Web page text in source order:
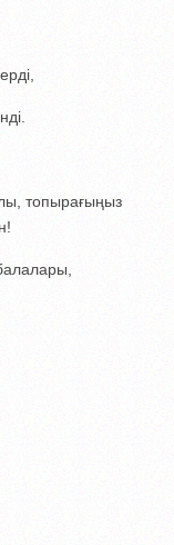
топырағыңыз